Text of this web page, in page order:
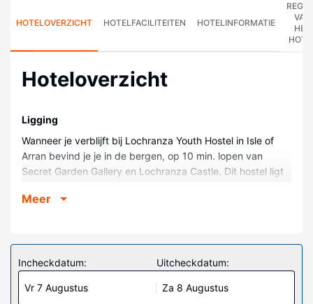
HOTELOVERZICHT HOTELFACILITEITEN HOTELINFORMATIE
VAN
HET
Hoteloverzicht
Ligging
Wanneer je verblijft bij Lochranza Youth Hostel in Isle of
Arran bevind je je in de bergen, op 10 min. lopen van
Secret Garden Gallery en Lochranza Castle. Dit hostel ligt
Arran Distillery.
Doe of je thuis bent in één van de 13 kamers. Maak je
maaltijden klaar in de gemeenschappelijke keuken.
Badkamers met een douche zijn voorzien.
Algemene voorziening
Meer
Incheckdatum:
Vr 7 Augustus
Uitcheckdatum:
Za 8 Augustus